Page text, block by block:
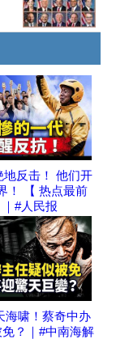
地反击！ 他们开
！ 【 热点最前
#人民报
海啸！蔡奇中办
？｜#中南海解